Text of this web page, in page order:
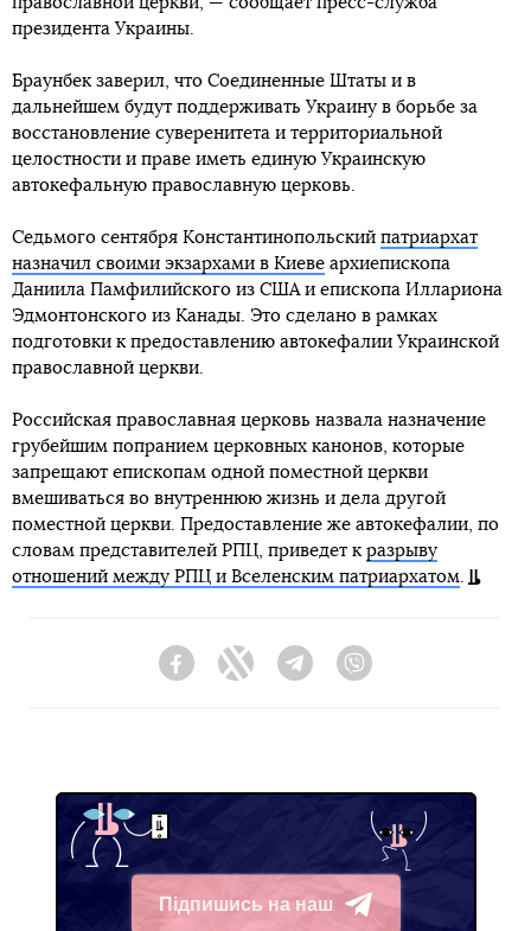
президента Украины.
Браунбек заверил, что Соединенные Штаты и в
дальнейшем будут поддерживать Украину в борьбе за
восстановление суверенитета и территориальной
целостности и праве иметь единую Украинскую
автокефальную православную церковь.
Седьмого сентября Константинопольский патриархат
назначил своими экзархами в Киеве архиепископа
Даниила Памфилийского из США и епископа Иллариона
Эдмонтонского из Канады. Это сделано в рамках
подготовки к предоставлению автокефалии Украинской
православной церкви.
Российская православная церковь назвала назначение
грубейшим попранием церковных канонов, которые
запрещают епископам одной поместной церкви
вмешиваться во внутреннюю жизнь и дела другой
поместной церкви. Предоставление же автокефалии, по
словам представителей РПЦ, приведет к разрыву
отношений между РПЦ и Вселенским патриархатом.
FacebookTwitter Telegram
Підпишись на наш
Telegram